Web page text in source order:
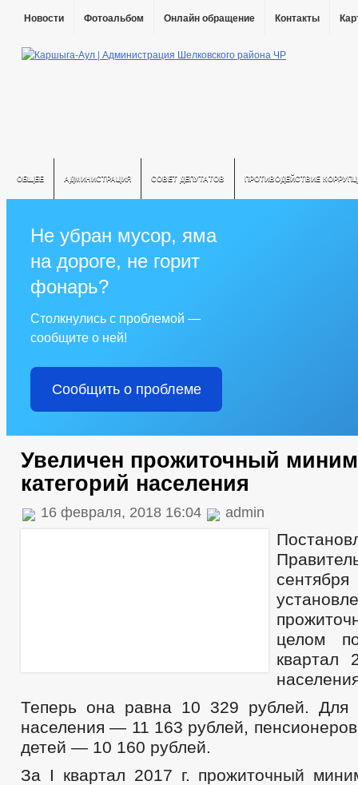
Новости Фотоальбом Онлайн обращение Контакты
ОБЩЕЕ АДМИНИСТРАЦИЯ СОВЕТ ДЕПУТАТОВ ПРОТИВОДЕЙСТВИЕ
Не убран мусор, яма
на дороге, не горит
фонарь?
Столкнулись с проблемой —
сообщите о ней!
Сообщить о проблеме
Увеличен прожиточный
категорий населения
16 февраля, 2018 16:04 admin
целом
квартал
Теперь она равна 10 329 рублей. Для
населения — 11 163 рублей,
детей — 10 160 рублей.
За I квартал 2017 г. прожиточный